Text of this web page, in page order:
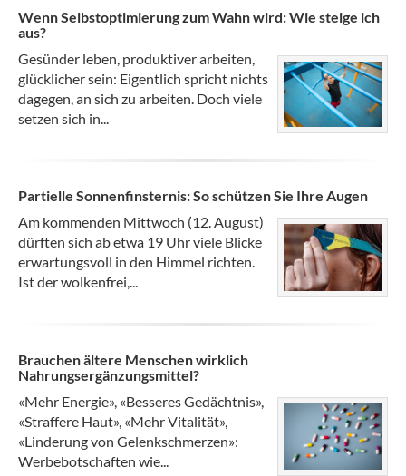
Wenn Selbstoptimierung zum Wahn wird: Wie steige ich
aus?
Gesünder leben, produktiver arbeiten,
glücklicher sein: Eigentlich spricht nichts
dagegen, an sich zu arbeiten. Doch viele
setzen sich in...
Partielle Sonnenfinsternis: So schützen Sie Ihre Augen
Am kommenden Mittwoch (12. August)
dürften sich ab etwa 19 Uhr viele Blicke
erwartungsvoll in den Himmel richten.
Ist der wolkenfrei,...
Brauchen ältere Menschen wirklich
Nahrungsergänzungsmittel?
«Mehr Energie», «Besseres Gedächtnis»,
«Straffere Haut», «Mehr Vitalität»,
«Linderung von Gelenkschmerzen»:
Werbebotschaften wie...